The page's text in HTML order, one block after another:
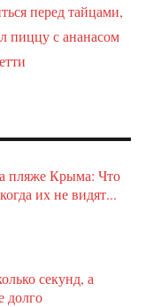
перед тайцами,
пиццу с ананасом
пляже Крыма: Что
их не видят...
секунд, а
долго